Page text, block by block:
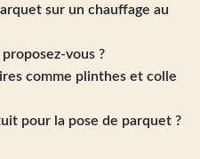
sur un chauffage au
vous ?
comme plinthes et colle
pour la pose de parquet ?